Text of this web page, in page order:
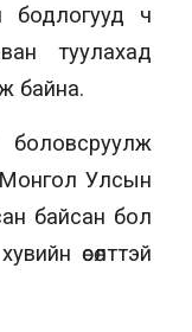
бодлогууд ч
туулахад
байна.
Улсын
байсан бол
өсөлттэй